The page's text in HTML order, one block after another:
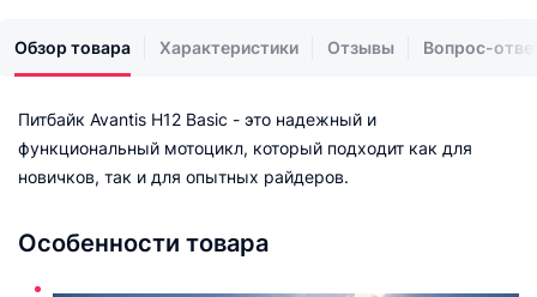
Обзор товара Характеристики Отзывы Вопрос-
Питбайк Avantis H12 Basic - это надежный и
функциональный мотоцикл, который подходит как для
новичков, так и для опытных райдеров.
Особенности товара